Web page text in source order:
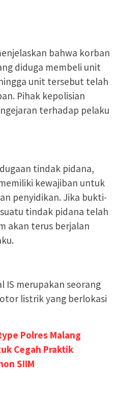
bahwa korban
diduga membeli unit
unit tersebut telah
Pihak kepolisian
terhadap pelaku
tindak pidana,
kewajiban untuk
penyidikan. Jika bukti-
tindak pidana telah
akan terus berjalan
IS merupakan seorang
listrik yang berlokasi
Polres Malang
Cegah Praktik
SIIM